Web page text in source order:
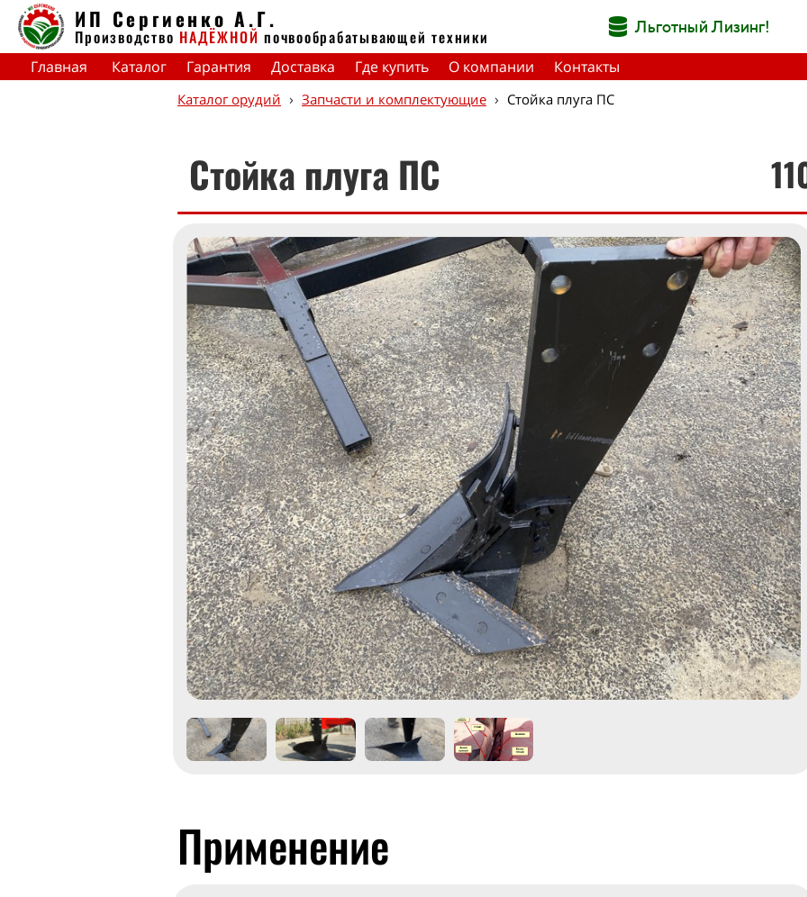
ИП Сергиенко А.Г.
Производство НАДЁЖНОЙ почвообрабатывающей техники Льготный Лизинг!
Главная Каталог Гарантия Доставка Где купить О компании Контакты
Каталог орудий › Запчасти и комплектующие › Стойка плуга ПС
Стойка плуга ПС
Применение